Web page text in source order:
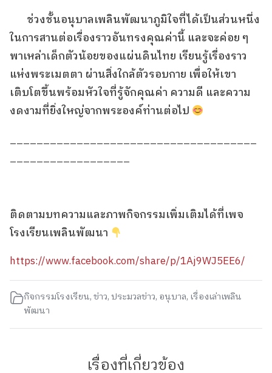
ช่วงชั้นอนุบาลเพลินพัฒนาภูมิใจที่ได้เป็นส่วนหนึ่ง
ในการสานต่อเรื่องราวอันทรงคุณค่านี้ และจะค่อย ๆ
พาเหล่าเด็กตัวน้อยของแผ่นดินไทย เรียนรู้เรื่องราว
แห่งพระเมตตา ผ่านสิ่งใกล้ตัวรอบกาย เพื่อให้เขา
เติบโตขึ้นพร้อมหัวใจที่รู้จักคุณค่า ความดี และความ
งดงามที่ยิ่งใหญ่จากพระองค์ท่านต่อไป
_____________________________________
__________________
ติดตามบทความและภาพกิจกรรมเพิ่มเติมได้ที่เพจ
โรงเรียนเพลินพัฒนา
https://www.facebook.com/share/p/1Aj9WJ5EE6/
กิจกรรมโรงเรียน,ข่าว, ประมวลข่าว, อนุบาล, เรื่องเล่าเพลิน
พัฒนา
เรื่องที่เกี่ยวข้อง